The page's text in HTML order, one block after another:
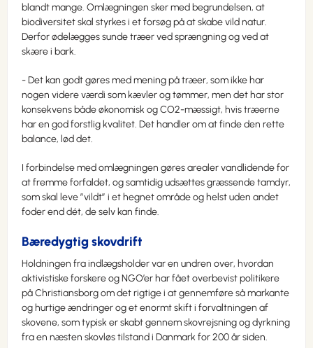
blandt mange. Omlægningen sker med begrundelsen, at
biodiversitet skal styrkes i et forsøg på at skabe vild natur.
Derfor ødelægges sunde træer ved sprængning og ved at
skære i bark.
- Det kan godt gøres med mening på træer, som ikke har
nogen videre værdi som kævler og tømmer, men det har stor
konsekvens både økonomisk og CO2-mæssigt, hvis træerne
har en god forstlig kvalitet. Det handler om at finde den rette
balance, lød det.
I forbindelse med omlægningen gøres arealer vandlidende for
at fremme forfaldet, og samtidig udsættes græssende tamdyr,
som skal leve ”vildt” i et hegnet område og helst uden andet
foder end dét, de selv kan finde.
Bæredygtig skovdrift
Holdningen fra indlægsholder var en undren over, hvordan
aktivistiske forskere og NGO’er har fået overbevist politikere
på Christiansborg om det rigtige i at gennemføre så markante
og hurtige ændringer og et enormt skift i forvaltningen af
skovene, som typisk er skabt gennem skovrejsning og dyrkning
fra en næsten skovløs tilstand i Danmark for 200 år siden.